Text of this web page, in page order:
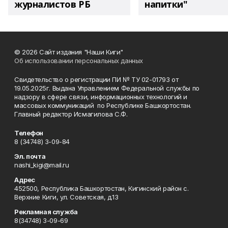
журналистов РБ напитки"
© 2026 Сайт издания "Наши Киги"
Об использовании персональных данных
Свидетельство о регистрации ПИ № ТУ 02-01793 от
19.05.2025г. Выдана Управлением Федеральной службы по
надзору в сфере связи, информационных технологий и
массовых коммуникаций по Республике Башкортостан.
Главный редактор Исмагилова С.Ф.
Телефон
8 (34748) 3-09-84
Эл. почта
nashi_kigi@mail.ru
Адрес
452500, Республика Башкортостан, Кигинский район с.
Верхние Киги, ул. Советская, д.13
Рекламная служба
8(34748) 3-09-69